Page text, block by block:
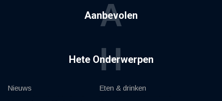
Aanbevolen
A
Hete Onderwerpen
H
Nieuws
Eten & drinken